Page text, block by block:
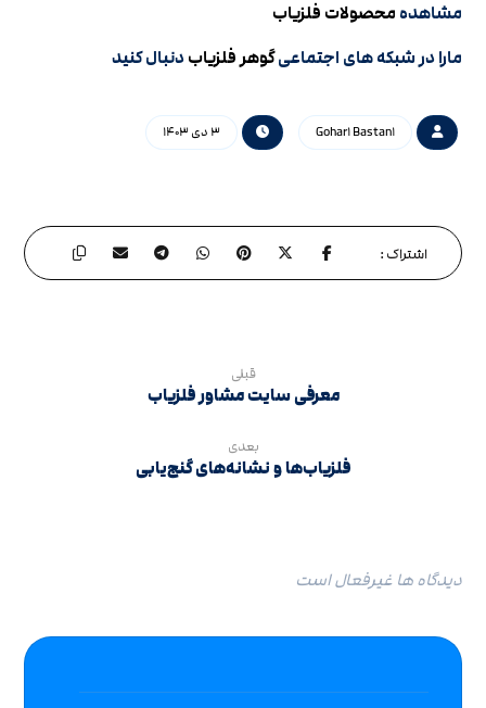
مشاهده محصولات فلزیاب
مارا در شبکه های اجتماعیگوهر فلزیابدنبال کنید
Gohar۱ Bastan۱ ۳ دی ۱۴۰۳
قبلی
معرفی سایت مشاور فلزیاب
بعدی
فلزیاب‌ها و نشانه‌های گنج‌یابی
دیدگاه ها غیرفعال است